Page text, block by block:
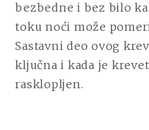
bezbedne i bez bilo
toku noći može
Sastavni deo ovog
ključna i kada je
rasklopljen.